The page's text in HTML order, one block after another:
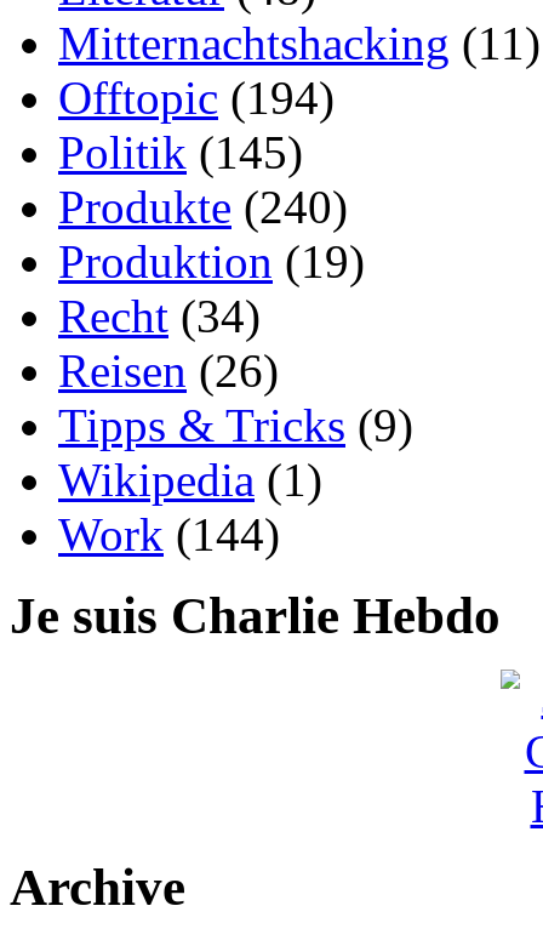
Mitternachtshacking (11)
Offtopic (194)
Politik (145)
Produkte (240)
Produktion (19)
Recht (34)
Reisen (26)
Tipps & Tricks (9)
Wikipedia (1)
Work (144)
Je suis Charlie Hebdo
Archive